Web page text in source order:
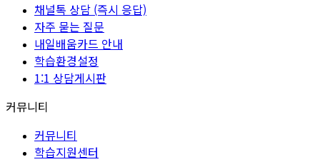
채널톡 상담 (즉시 응답)
자주 묻는 질문
내일배움카드 안내
학습환경설정
1:1 상담게시판
커뮤니티
커뮤니티
학습지원센터